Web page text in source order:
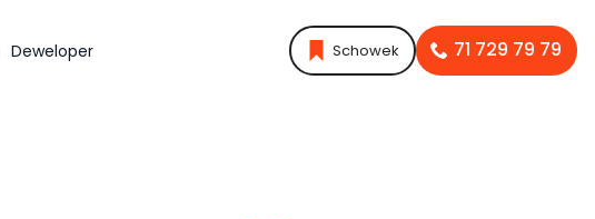
Deweloper Schowek 71 729 79 79